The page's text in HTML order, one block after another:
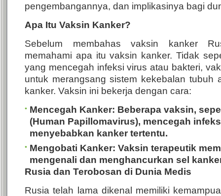
pengembangannya, dan implikasinya bagi
Apa Itu Vaksin Kanker?
Sebelum membahas vaksin kanker
memahami apa itu vaksin kanker. Tidak
yang mencegah infeksi virus atau bakteri,
untuk merangsang sistem kekebalan tubuh
kanker. Vaksin ini bekerja dengan cara:
Mencegah Kanker: Beberapa vaksin,
(Human Papillomavirus), mencegah
menyebabkan kanker tertentu.
Mengobati Kanker: Vaksin terapeutik
mengenali dan menghancurkan sel
Rusia dan Terobosan di Dunia Medis
Rusia telah lama dikenal memiliki